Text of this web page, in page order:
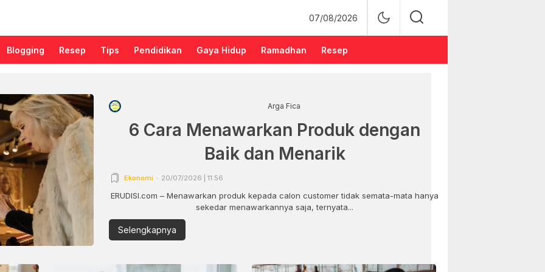
07/08/2026
Blogging Resep Tips Pendidikan Gaya Hidup Ramadhan Resep
Arga Fica
6 Cara Menawarkan Produk dengan
Baik dan Menarik
Ekonomi 20/07/2026 | 11:56
ERUDISI.com – Menawarkan produk kepada calon customer tidak semata-mata hanya
sekedar menawarkannya saja, ternyata...
Selengkapnya